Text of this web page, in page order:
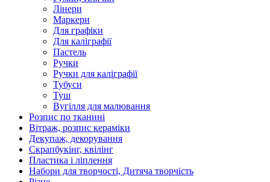
Лінери
Маркери
Для графіки
Для каліграфії
Пастель
Ручки
Ручки для каліграфії
Тубуси
Туш
Вугілля для малювання
Розпис по тканині
Вітраж, розпис кераміки
Декупаж, декорування
Скрапбукінг, квілінг
Пластика і ліплення
Набори для творчості, Дитяча творчість